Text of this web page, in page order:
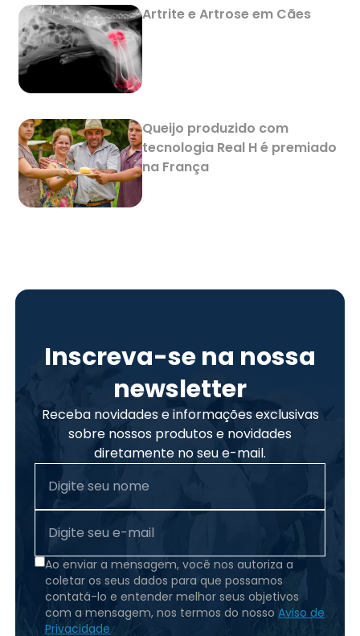
Artrite e Artrose em Cães
Queijo produzido com
tecnologia Real H é premiado
na França
Inscreva-se na nossa
newsletter
Receba novidades e informações exclusivas
sobre nossos produtos e novidades
diretamente no seu e-mail.
Ao enviar a mensagem, você nos autoriza a
coletar os seus dados para que possamos
contatá-lo e entender melhor seus objetivos
com a mensagem, nos termos do nossoAviso de
Privacidade